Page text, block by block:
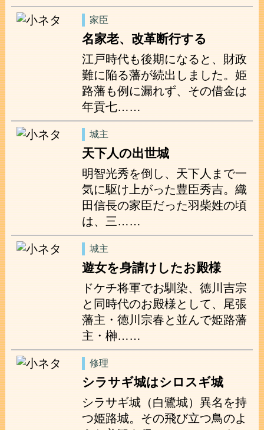
家臣
名家老、改革断行する
江戸時代も後期になると、財政
難に陥る藩が続出しました。姫
路藩も例に漏れず、その借金は
年貢七……
城主
天下人の出世城
明智光秀を倒し、天下人まで一
気に駆け上がった豊臣秀吉。織
田信長の家臣だった羽柴姓の頃
は、三……
城主
遊女を身請けしたお殿様
ドケチ将軍でお馴染、徳川吉宗
と同時代のお殿様として、尾張
藩主・徳川宗春と並んで姫路藩
主・榊……
修理
シラサギ城はシロスギ城
シラサギ城（白鷺城）異名を持
つ姫路城。その飛び立つ鳥のよ